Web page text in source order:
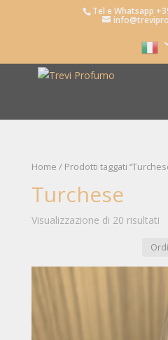
Tel e Whatsapp
Home / Prodotti taggati
Turchese
Visualizzazione di 20 risultati